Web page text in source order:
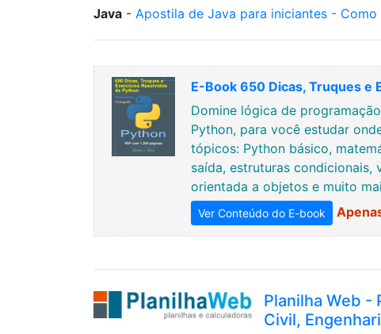
Java - Apostila de Java para iniciantes -
E-Book 650 Dicas, Truques e
Domine lógica de
Python, para você estudar
tópicos: Python básico,
saída, estruturas
orientada a objetos e muito
Ver Conteúdo do E-book
Planilha Web -
Civil,